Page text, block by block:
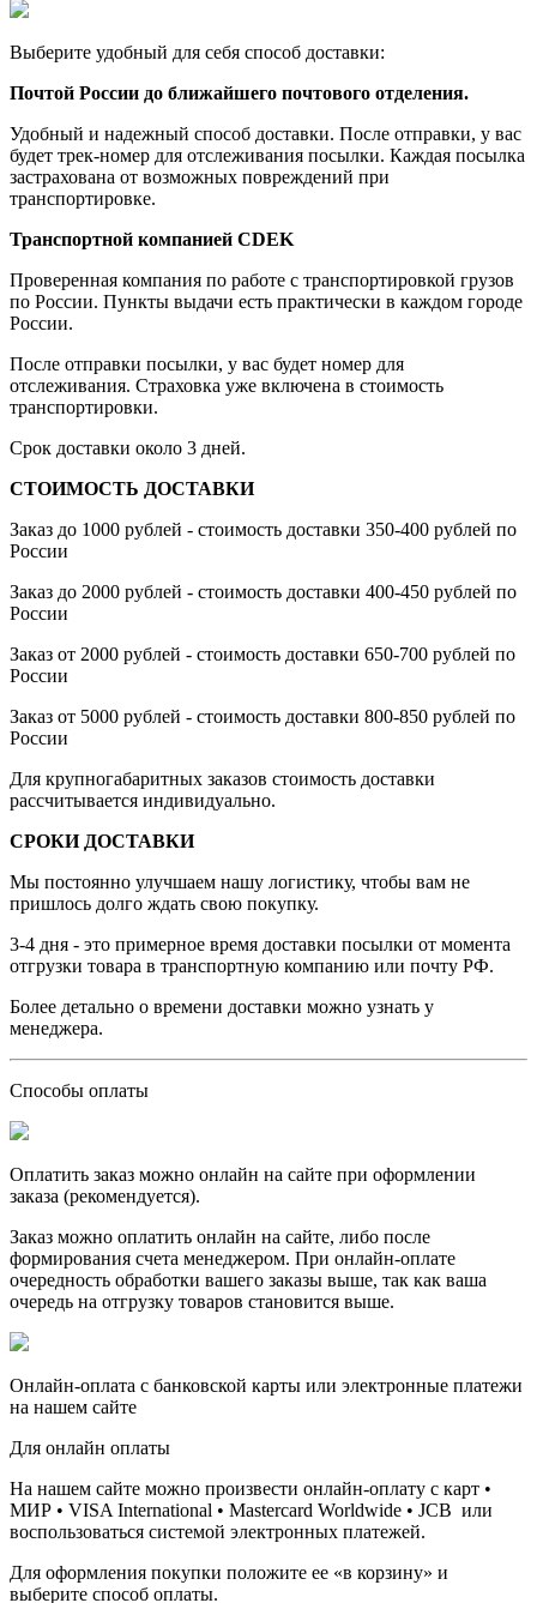
Выберите удобный для себя способ доставки:
Почтой России до ближайшего почтового отделения.
Удобный и надежный способ доставки. После отправки, у вас
будет трек-номер для отслеживания посылки. Каждая посылка
застрахована от возможных повреждений при
транспортировке.
Транспортной компанией CDEK
Проверенная компания по работе с транспортировкой грузов
по России. Пункты выдачи есть практически в каждом городе
России.
После отправки посылки, у вас будет номер для
отслеживания. Страховка уже включена в стоимость
транспортировки.
Срок доставки около 3 дней.
СТОИМОСТЬ ДОСТАВКИ
Заказ до 1000 рублей - стоимость доставки 350-400 рублей по
России
Заказ до 2000 рублей - стоимость доставки 400-450 рублей по
России
Заказ от 2000 рублей - стоимость доставки 650-700 рублей по
России
Заказ от 5000 рублей - стоимость доставки 800-850 рублей по
России
Для крупногабаритных заказов стоимость доставки
рассчитывается индивидуально.
СРОКИ ДОСТАВКИ
Мы постоянно улучшаем нашу логистику, чтобы вам не
пришлось долго ждать свою покупку.
3-4 дня - это примерное время доставки посылки от момента
отгрузки товара в транспортную компанию или почту РФ.
Более детально о времени доставки можно узнать у
менеджера.
Способы оплаты
Оплатить заказ можно онлайн на сайте при оформлении
заказа (рекомендуется).
Заказ можно оплатить онлайн на сайте, либо после
формирования счета менеджером. При онлайн-оплате
очередность обработки вашего заказы выше, так как ваша
очередь на отгрузку товаров становится выше.
Онлайн-оплата с банковской карты или электронные платежи
на нашем сайте
Для онлайн оплаты
На нашем сайте можно произвести онлайн-оплату с карт •
МИР • VISA International • Mastercard Worldwide • JCB или
воспользоваться системой электронных платежей.
Для оформления покупки положите ее «в корзину» и
выберите способ оплаты.